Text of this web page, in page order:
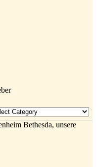
Bethesda, unsere